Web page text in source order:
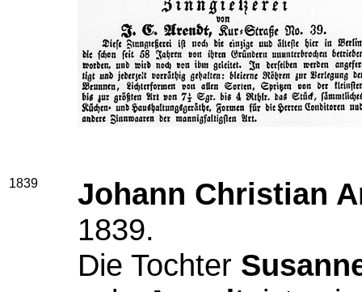
1839
Johann Christian
1839.
Die Tochter